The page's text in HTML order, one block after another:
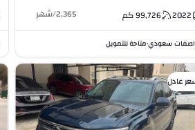
2022
99,726كم 2,365
/شهر
سعودي•متاحة للتمويل
عادل